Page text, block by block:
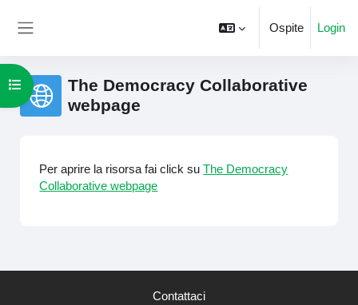
Ospite Login
The Democracy Collaborative
webpage
Apri indice del corso
Per aprire la risorsa fai click suThe Democracy
Collaborative webpage
Contattaci